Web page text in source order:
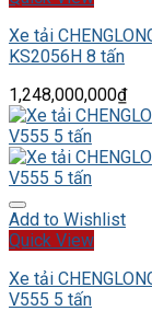
Xe tải
KS2056H 8 tấn
1,248,000,000₫
Add to Wishlist
Quick View
Xe tải
V555 5 tấn